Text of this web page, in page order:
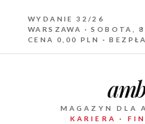
WYDANIE 32/26
WARSZAWA · SOBOTA,
CENA 0,00 PLN ·
MAGAZYN DLA
KARIERA ·